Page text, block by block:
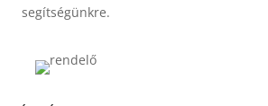
segítségünkre.